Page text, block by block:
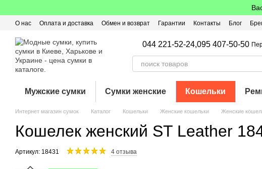
О нас Оплата и доставка Обмен и возврат Гарантии Контакты Блог
044 221-52-24,095 407-50-50
Мужские сумки Сумки женские Кошельки
Интернет магазин сумок Каталог Кошельки Женские кошельки Женские
Кошелек женский ST Leather
Артикул: 18431 4 отзыва